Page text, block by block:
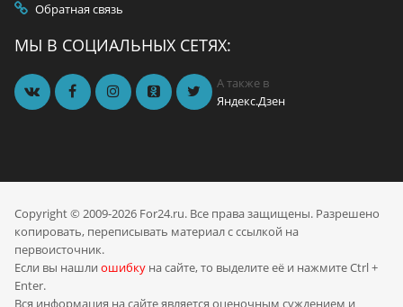
Обратная связь
МЫ В СОЦИАЛЬНЫХ СЕТЯХ:
А также в
Яндекс.Дзен
Copyright © 2009-2026 For24.ru. Все права защищены. Разрешено
копировать, переписывать материал с ссылкой на
первоисточник.
Если вы нашли ошибкуна сайте, то выделите её и нажмите Ctrl +
Enter.
Вся информация на сайте является оценочным суждением и